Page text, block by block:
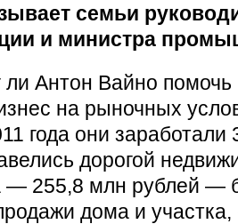
семьи
и министра
Антон Вайно помочь
на рыночных
года они
дорогой
— 255,8 млн рублей —
дома и